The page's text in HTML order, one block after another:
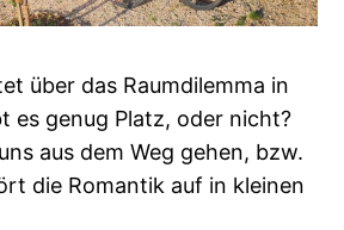
über das Raumdilemma in
es genug Platz, oder nicht?
aus dem Weg gehen, bzw.
die Romantik auf in kleinen